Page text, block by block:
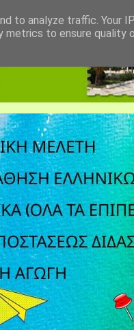
to analyze traffic. Your
to ensure quality